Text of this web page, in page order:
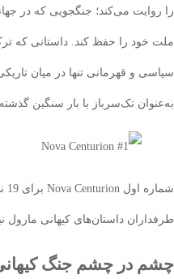
می‌کند؛ جنگجویی که در جهانی
را حفظ کند. داستانی که
و قهرمانی تنها در میان تاریکی
تک‌سرباز با بار سنگین گذشته،
داستان‌های کیهانی مارول نباید
در چشم جنگ کیهانی